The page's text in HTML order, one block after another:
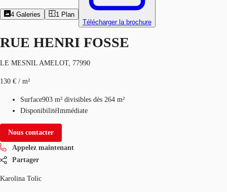
4 Galeries 1 Plan
Télécharger la brochure
RUE HENRI FOSSE
LE MESNIL AMELOT, 77990
130 € / m²
Surface903 m² divisibles dès 264 m²
DisponibilitéImmédiate
Nous contacter
Appelez maintenant
Partager
Karolina Tolic